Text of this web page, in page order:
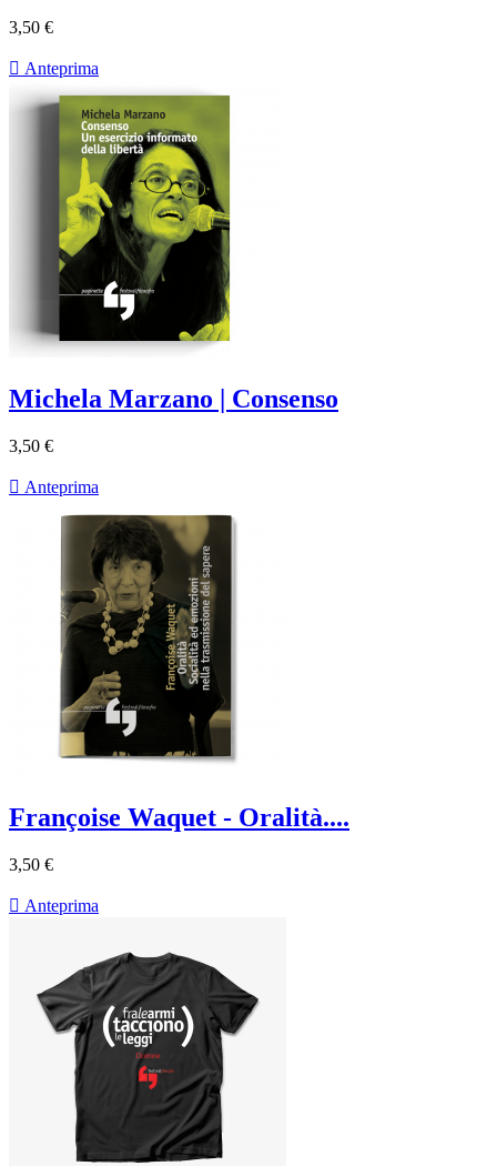
3,50 €
 Anteprima
Michela Marzano | Consenso
3,50 €
 Anteprima
Françoise Waquet - Oralità....
3,50 €
 Anteprima